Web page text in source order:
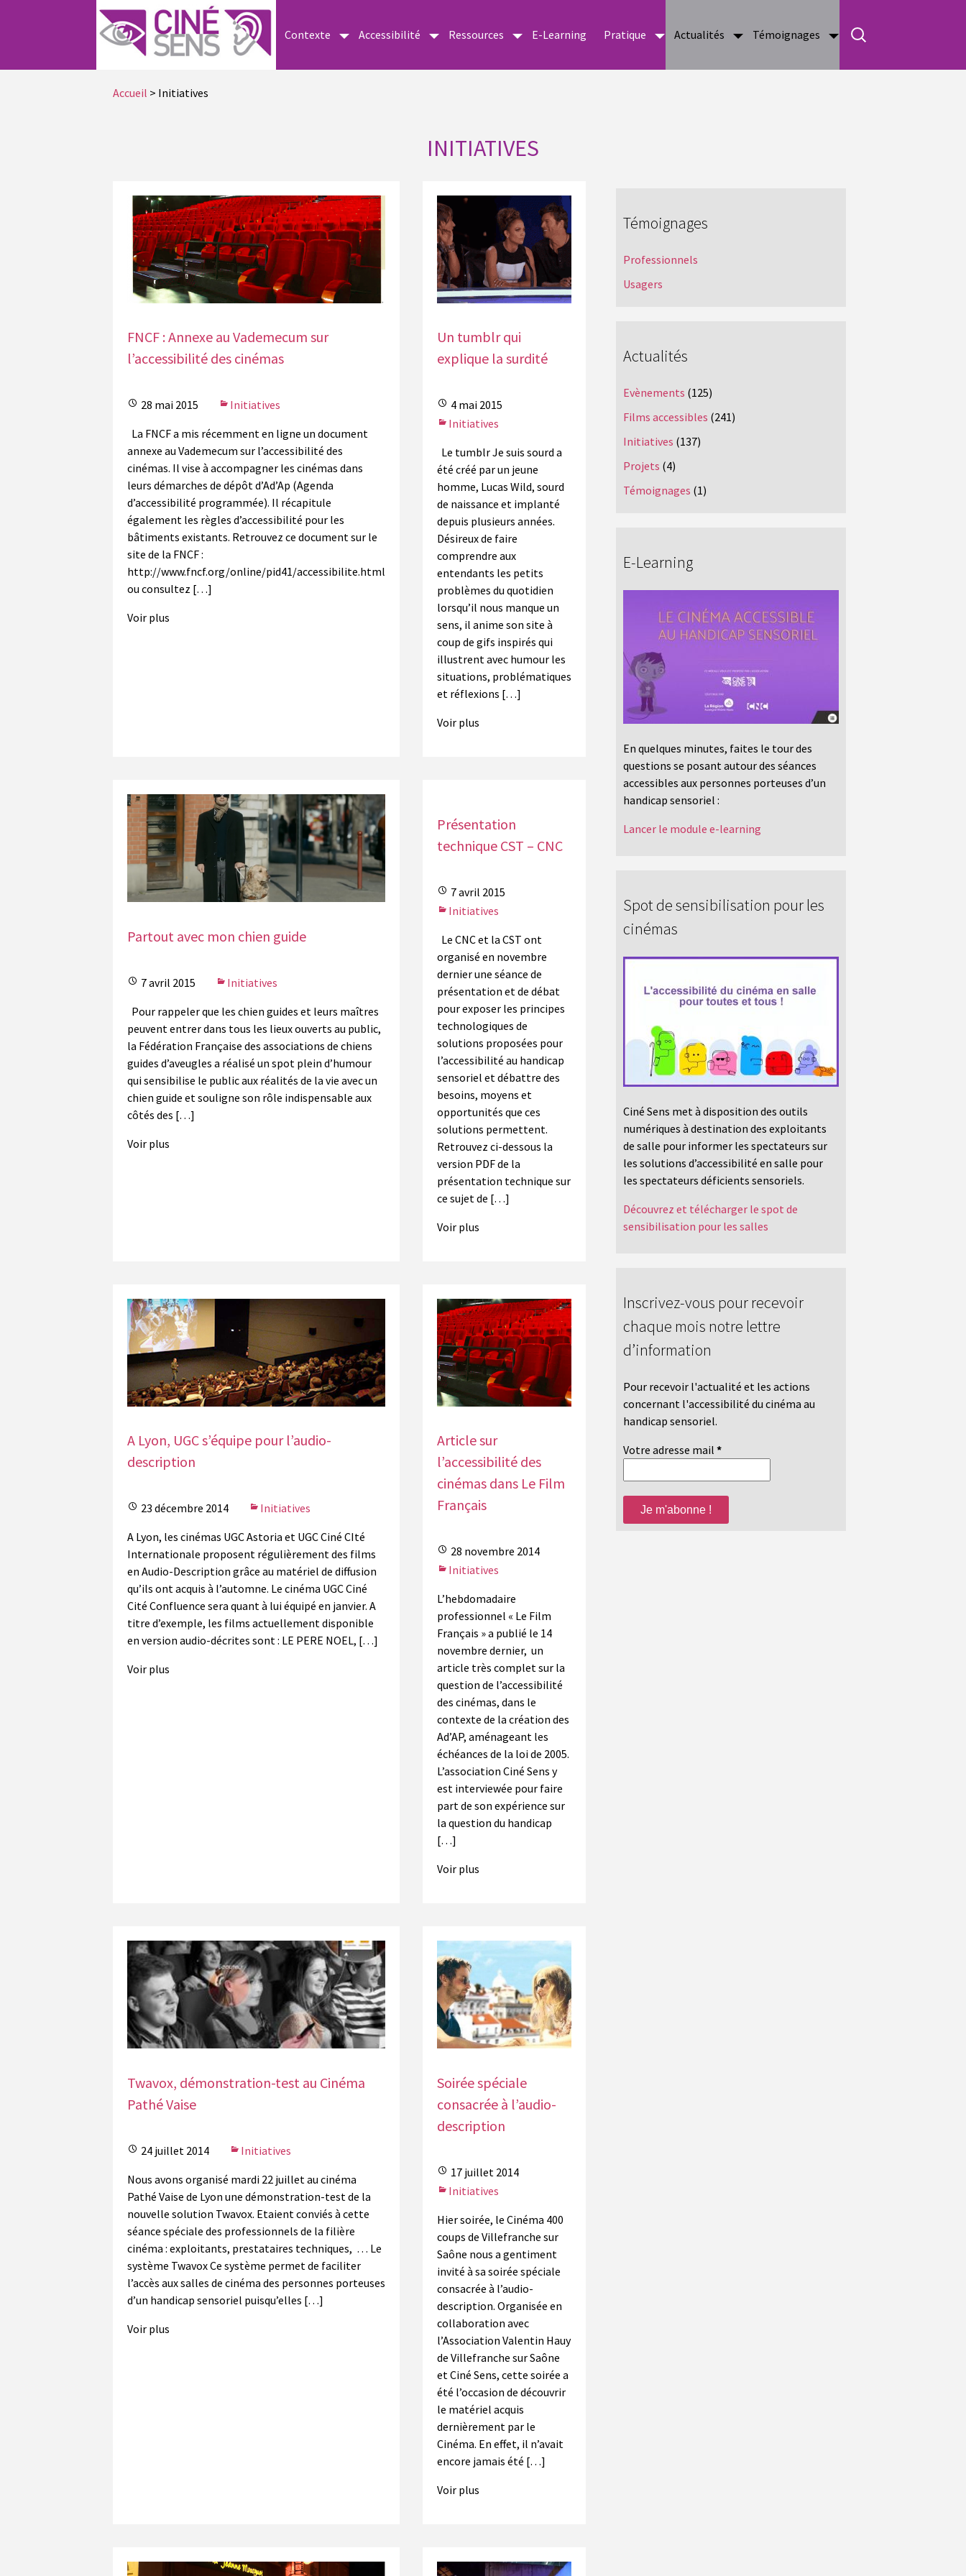
Contexte Accessibilité Ressources E-Learning Pratique Actualités Témoignages
Accueil > Initiatives
INITIATIVES
FNCF : Annexe au Vademecum sur
l’accessibilité des cinémas
28 mai 2015
Initiatives
La FNCF a mis récemment en ligne un document
annexe au Vademecum sur l’accessibilité des
cinémas. Il vise à accompagner les cinémas dans
leurs démarches de dépôt d’Ad’Ap (Agenda
d’accessibilité programmée). Il récapitule
également les règles d’accessibilité pour les
bâtiments existants. Retrouvez ce document sur le
site de la FNCF :
http://www.fncf.org/online/pid41/accessibilite.html
ou consultez […]
Voir plus
Un tumblr qui
explique la surdité
4 mai 2015
Initiatives
Le tumblr Je suis sourd a
été créé par un jeune
homme, Lucas Wild, sourd
de naissance et implanté
depuis plusieurs années.
Désireux de faire
comprendre aux
entendants les petits
problèmes du quotidien
lorsqu’il nous manque un
sens, il anime son site à
coup de gifs inspirés qui
illustrent avec humour les
situations, problématiques
et réflexions […]
Voir plus
Partout avec mon chien guide
7 avril 2015
Initiatives
Pour rappeler que les chien guides et leurs maîtres
peuvent entrer dans tous les lieux ouverts au public,
la Fédération Française des associations de chiens
guides d’aveugles a réalisé un spot plein d’humour
qui sensibilise le public aux réalités de la vie avec un
chien guide et souligne son rôle indispensable aux
côtés des […]
Voir plus
Présentation
technique CST – CNC
7 avril 2015
Initiatives
Le CNC et la CST ont
organisé en novembre
dernier une séance de
présentation et de débat
pour exposer les principes
technologiques de
solutions proposées pour
l’accessibilité au handicap
sensoriel et débattre des
besoins, moyens et
opportunités que ces
solutions permettent.
Retrouvez ci-dessous la
version PDF de la
présentation technique sur
ce sujet de […]
Voir plus
A Lyon, UGC s’équipe pour l’audio-
description
23 décembre 2014
Initiatives
A Lyon, les cinémas UGC Astoria et UGC Ciné CIté
Internationale proposent régulièrement des films
en Audio-Description grâce au matériel de diffusion
qu’ils ont acquis à l’automne. Le cinéma UGC Ciné
Cité Confluence sera quant à lui équipé en janvier. A
titre d’exemple, les films actuellement disponible
en version audio-décrites sont : LE PERE NOEL, […]
Voir plus
Article sur
l’accessibilité des
cinémas dans Le Film
Français
28 novembre 2014
Initiatives
L’hebdomadaire
professionnel « Le Film
Français » a publié le 14
novembre dernier, un
article très complet sur la
question de l’accessibilité
des cinémas, dans le
contexte de la création des
Ad’AP, aménageant les
échéances de la loi de 2005.
L’association Ciné Sens y
est interviewée pour faire
part de son expérience sur
la question du handicap
[…]
Voir plus
Twavox, démonstration-test au Cinéma
Pathé Vaise
24 juillet 2014
Initiatives
Nous avons organisé mardi 22 juillet au cinéma
Pathé Vaise de Lyon une démonstration-test de la
nouvelle solution Twavox. Etaient conviés à cette
séance spéciale des professionnels de la filière
cinéma : exploitants, prestataires techniques, … Le
système Twavox Ce système permet de faciliter
l’accès aux salles de cinéma des personnes porteuses
d’un handicap sensoriel puisqu’elles […]
Voir plus
Soirée spéciale
consacrée à l’audio-
description
17 juillet 2014
Initiatives
Hier soirée, le Cinéma 400
coups de Villefranche sur
Saône nous a gentiment
invité à sa soirée spéciale
consacrée à l’audio-
description. Organisée en
collaboration avec
l’Association Valentin Hauy
de Villefranche sur Saône
et Ciné Sens, cette soirée a
été l’occasion de découvrir
le matériel acquis
dernièrement par le
Cinéma. En effet, il n’avait
encore jamais été […]
Voir plus
Témoignages
Professionnels
Usagers
Actualités
Evènements (125)
Films accessibles (241)
Initiatives (137)
Projets (4)
Témoignages (1)
E-Learning
En quelques minutes, faites le tour des
questions se posant autour des séances
accessibles aux personnes porteuses d’un
handicap sensoriel :
Lancer le module e-learning
Spot de sensibilisation pour les
cinémas
Ciné Sens met à disposition des outils
numériques à destination des exploitants
de salle pour informer les spectateurs sur
les solutions d’accessibilité en salle pour
les spectateurs déficients sensoriels.
Découvrez et télécharger le spot de
sensibilisation pour les salles
Inscrivez-vous pour recevoir
chaque mois notre lettre
d’information
Pour recevoir l'actualité et les actions
concernant l'accessibilité du cinéma au
handicap sensoriel.
Votre adresse mail *